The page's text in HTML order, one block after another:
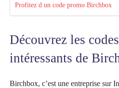
Profitez d un code promo Birchbox
Découvrez les
intéressants de
Birchbox, c’est une entreprise sur